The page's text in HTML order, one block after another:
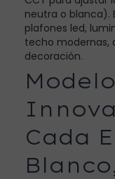
neutra o blanca).
plafones led,
techo modernas,
decoración.
Cada